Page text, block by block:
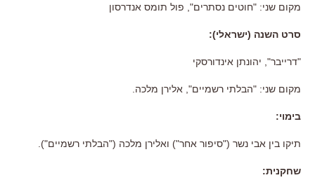
מקום שני: "חוטים נסתרים", פול תומס אנדרסון
סרט השנה (ישראלי):
"דרייבר", יהונתן אינדורסקי
מקום שני: "הבלתי רשמיים", אלירן מלכה
בימוי:
תיקו בין אבי נשר ("סיפור אחר") ואלירן מלכה ("הבלתי רשמיים").
שחקנית: